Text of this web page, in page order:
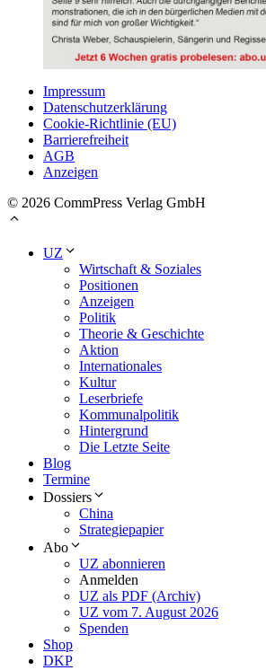
Impressum
Datenschutzerklärung
Cookie-Richtlinie (EU)
Barrierefreiheit
AGB
Anzeigen
© 2026 CommPress Verlag GmbH
UZ
Wirtschaft & Soziales
Positionen
Anzeigen
Politik
Theorie & Geschichte
Aktion
Internationales
Kultur
Leserbriefe
Kommunalpolitik
Hintergrund
Die Letzte Seite
Blog
Termine
Dossiers
China
Strategiepapier
Abo
UZ abonnieren
Anmelden
UZ als PDF (Archiv)
UZ vom 7. August 2026
Spenden
Shop
DKP